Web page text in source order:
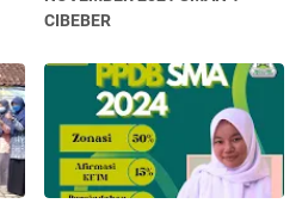
CIBEBER